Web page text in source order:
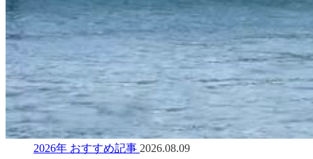
2026年 おすすめ記事 2026.08.09